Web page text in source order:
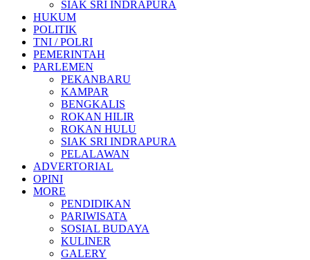
SIAK SRI INDRAPURA
HUKUM
POLITIK
TNI / POLRI
PEMERINTAH
PARLEMEN
PEKANBARU
KAMPAR
BENGKALIS
ROKAN HILIR
ROKAN HULU
SIAK SRI INDRAPURA
PELALAWAN
ADVERTORIAL
OPINI
MORE
PENDIDIKAN
PARIWISATA
SOSIAL BUDAYA
KULINER
GALERY